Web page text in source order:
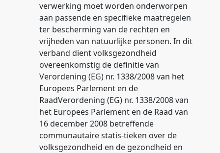
verwerking moet worden onderworpen
aan passende en specifieke maatregelen
ter bescherming van de rechten en
vrijheden van natuurlijke personen. In dit
verband dient volksgezondheid
overeenkomstig de definitie van
Verordening (EG) nr. 1338/2008 van het
Europees Parlement en de
RaadVerordening (EG) nr. 1338/2008 van
het Europees Parlement en de Raad van
16 december 2008 betreffende
communautaire statis-tieken over de
volksgezondheid en de gezondheid en